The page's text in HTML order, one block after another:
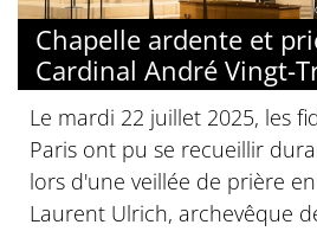
Chapelle ardente et
Cardinal André Vingt-
Le mardi 22 juillet 2025, les
Paris ont pu se recueillir
lors d'une veillée de prière
Laurent Ulrich, archevêque